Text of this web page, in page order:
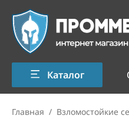
Каталог
Главная / Взломостойкие